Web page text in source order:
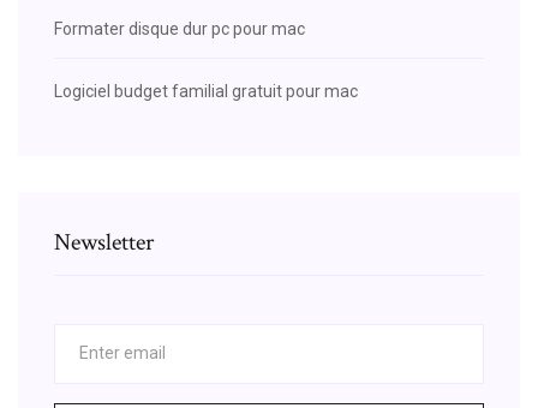
Formater disque dur pc pour mac
Logiciel budget familial gratuit pour mac
Newsletter